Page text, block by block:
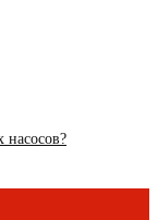
насосов?